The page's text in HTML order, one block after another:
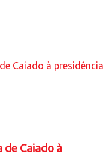
de Caiado à